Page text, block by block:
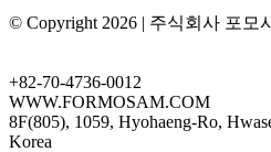
© Copyright 2026 | 주식회사 포모
Bar
Area
+82-70-4736-0012
WWW.FORMOSAM.COM
8F(805), 1059, Hyohaeng-Ro,
Korea